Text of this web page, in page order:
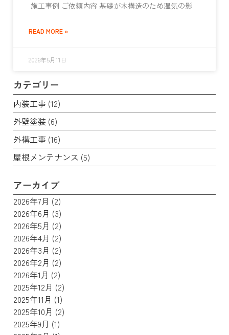
施工事例 ご依頼内容 基礎が木構造のため湿気の影
READ MORE »
2026年5月11日
カテゴリー
内装工事 (12)
外壁塗装 (6)
外構工事 (16)
屋根メンテナンス (5)
アーカイブ
2026年7月 (2)
2026年6月 (3)
2026年5月 (2)
2026年4月 (2)
2026年3月 (2)
2026年2月 (2)
2026年1月 (2)
2025年12月 (2)
2025年11月 (1)
2025年10月 (2)
2025年9月 (1)